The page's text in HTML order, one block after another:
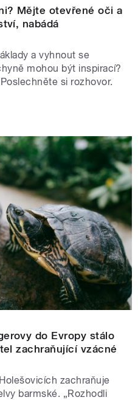
Mějte otevřené oči a
nabádá
a vyhnout se
mohou být inspirací?
si rozhovor.
do Evropy stálo
zachraňující vzácné
zachraňuje
barmské. „Rozhodli